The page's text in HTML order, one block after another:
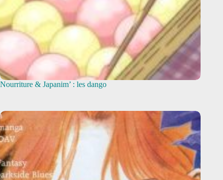
Nourriture & Japanim’ : les dango